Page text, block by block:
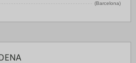
(Barcelona)